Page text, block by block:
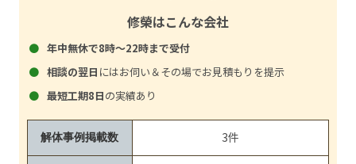
修榮はこんな会社
年中無休で8時～22時まで受付
相談の翌日 にはお伺い＆その場でお見積もりを提示
最短工期8日の実績あり
解体事例掲載数 3件